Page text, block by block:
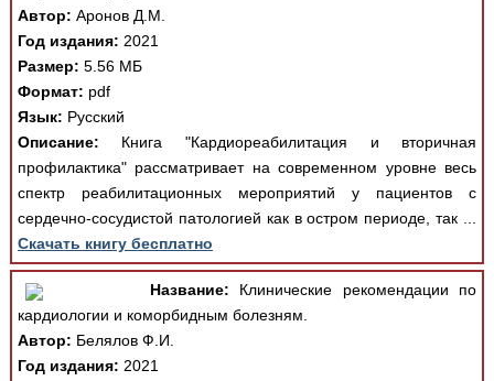
Автор: Аронов Д.М.
Год издания: 2021
Размер: 5.56 МБ
Формат: pdf
Язык: Русский
Описание: Книга "Кардиореабилитация и вторичная
профилактика" рассматривает на современном уровне весь
спектр реабилитационных мероприятий у пациентов с
сердечно-сосудистой патологией как в остром периоде, так ...
Скачать книгу бесплатно
Название: Клинические рекомендации по
кардиологии и коморбидным болезням.
Автор: Белялов Ф.И.
Год издания: 2021